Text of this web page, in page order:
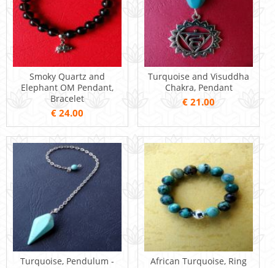
Smoky Quartz and
Elephant OM Pendant,
Bracelet
€ 24.00
Turquoise and Visuddha
Chakra, Pendant
€ 21.00
Turquoise, Pendulum -
African Turquoise, Ring